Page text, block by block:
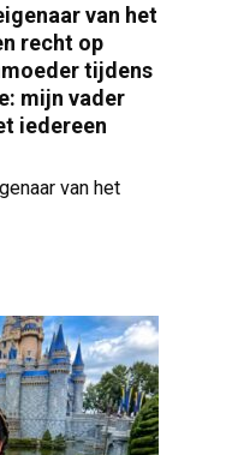
van het
recht op
tijdens
mijn vader
iedereen
van het